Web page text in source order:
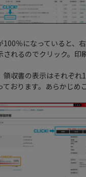
100％になっていると、
されるのでクリック。印
収書の表示はそれぞれ
ております。あらかじめ